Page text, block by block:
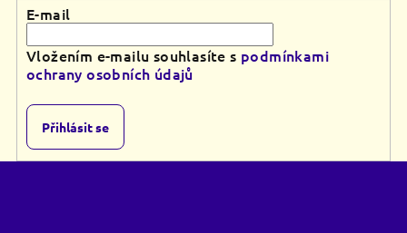
E-mail
Vložením e-mailu souhlasíte s podmínkami
ochrany osobních údajů
Přihlásit se